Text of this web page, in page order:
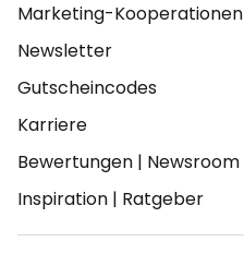
Marketing-Kooperationen
Newsletter
Gutscheincodes
Karriere
Bewertungen | Newsroom
Inspiration | Ratgeber